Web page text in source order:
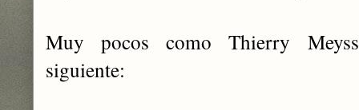
Muy pocos como Thierry
siguiente: